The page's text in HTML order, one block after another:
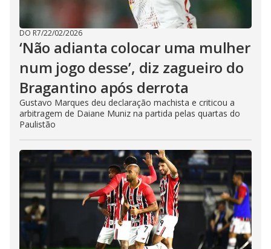
DO R7/22/02/2026
‘Não adianta colocar uma mulher
num jogo desse’, diz zagueiro do
Bragantino após derrota
Gustavo Marques deu declaração machista e criticou a
arbitragem de Daiane Muniz na partida pelas quartas do
Paulistão